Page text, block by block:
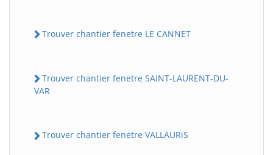
Trouver chantier fenetre LE CANNET
Trouver chantier fenetre SAiNT-LAURENT-DU-
VAR
Trouver chantier fenetre VALLAURiS